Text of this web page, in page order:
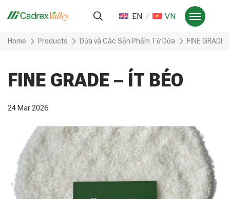
EN VN
Home Products Dừa và Các Sản Phẩm Từ Dừa FINE GRADE
FINE GRADE – ÍT BÉO
24 Mar 2026